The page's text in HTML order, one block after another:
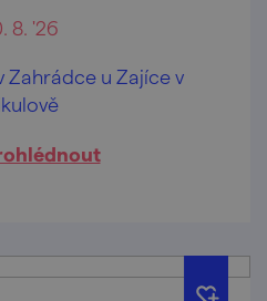
8. '26
Zahrádce u Zajíce v